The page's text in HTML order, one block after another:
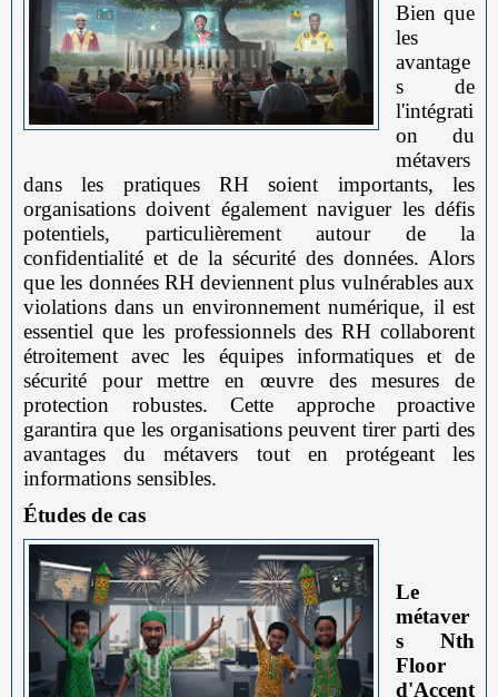
Bien que
les
avantage
s de
l'intégrati
on du
métavers
dans les pratiques RH soient importants, les
organisations doivent également naviguer les défis
potentiels, particulièrement autour de la
confidentialité et de la sécurité des données. Alors
que les données RH deviennent plus vulnérables aux
violations dans un environnement numérique, il est
essentiel que les professionnels des RH collaborent
étroitement avec les équipes informatiques et de
sécurité pour mettre en œuvre des mesures de
protection robustes. Cette approche proactive
garantira que les organisations peuvent tirer parti des
avantages du métavers tout en protégeant les
informations sensibles.
Études de cas
Le
métaver
s Nth
Floor
d'Accent